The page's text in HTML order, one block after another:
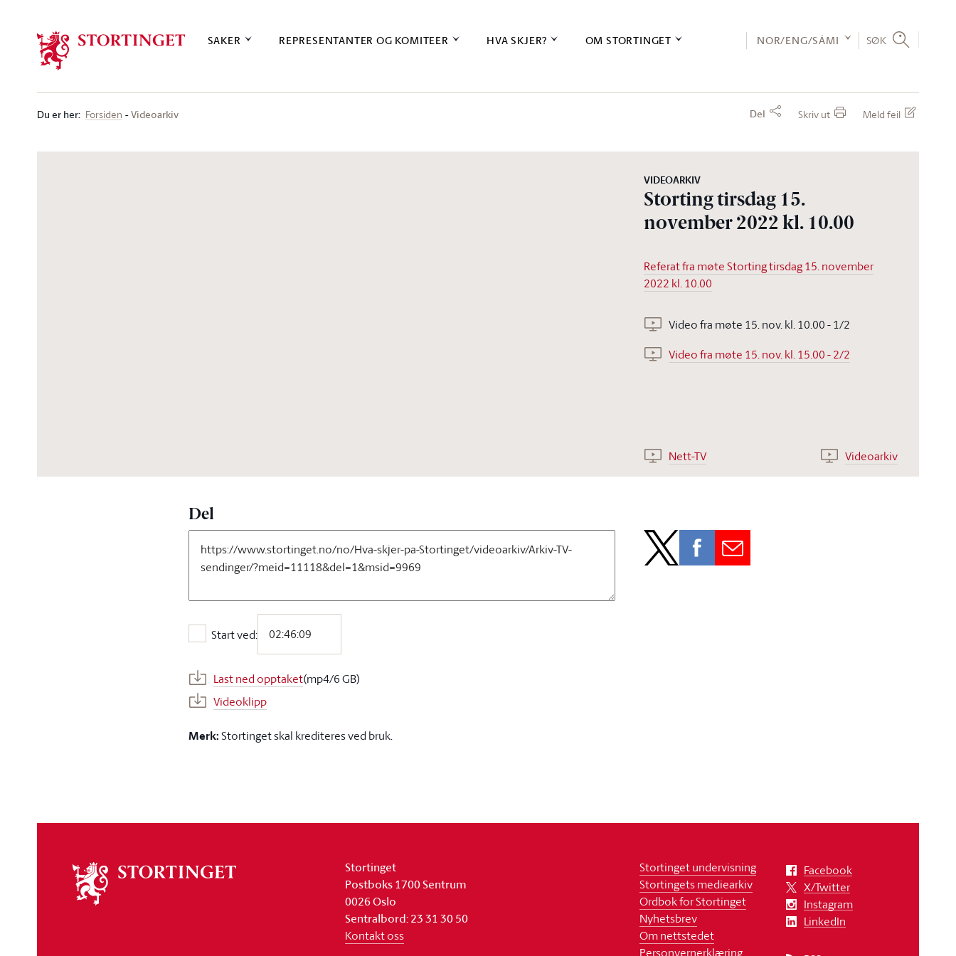
SAKER REPRESENTANTER OG KOMITEER HVA SKJER? OM STORTINGET NOR/ENG/SÁMI SØK
Du er her: Forsiden Videoarkiv Del Skriv ut Meld feil
VIDEOARKIV
Storting tirsdag 15.
november 2022 kl. 10.00
Referat fra møte Storting tirsdag 15. november
2022 kl. 10.00
Video fra møte 15. nov. kl. 10.00 - 1/2
Video fra møte 15. nov. kl. 15.00 - 2/2
Nett-TV Videoarkiv
Del
Start ved:
Start ved:
Last ned opptaket(mp4/6 GB)
Videoklipp
Merk:Stortinget skal krediteres ved bruk.
stortinget
Stortinget
Postboks 1700 Sentrum
0026 Oslo
Sentralbord: 23 31 30 50
Kontakt oss
Stortinget undervisning
Stortingets mediearkiv
Ordbok for Stortinget
Nyhetsbrev
Om nettstedet
Personvernerklæring
Facebook
X/Twitter
Instagram
LinkedIn